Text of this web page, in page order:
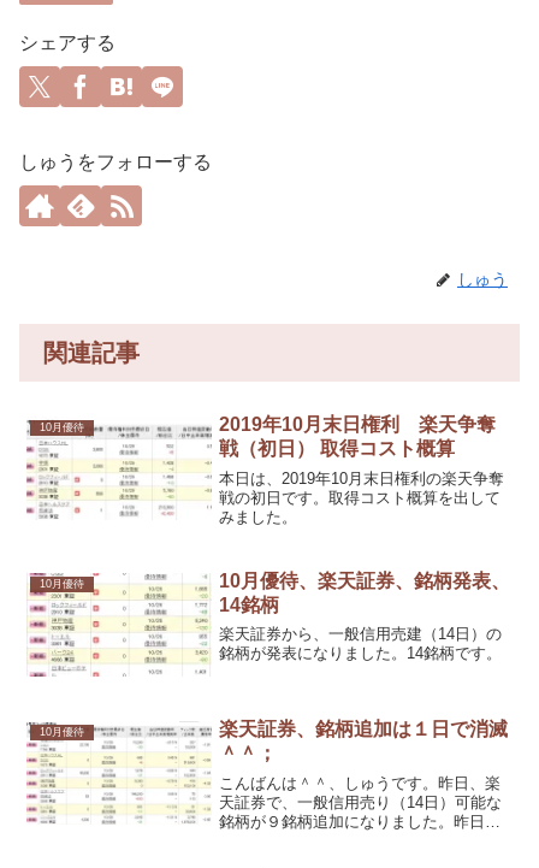
シェアする
しゅうをフォローする
しゅう
関連記事
10月優待
2019年10月末日権利 楽天争奪
戦（初日） 取得コスト概算
本日は、2019年10月末日権利の楽天争奪
戦の初日です。取得コスト概算を出して
みました。
10月優待
10月優待、楽天証券、銘柄発表、
14銘柄
楽天証券から、一般信用売建（14日）の
銘柄が発表になりました。14銘柄です。
10月優待
楽天証券、銘柄追加は１日で消滅
＾＾；
こんばんは＾＾、しゅうです。昨日、楽
天証券で、一般信用売り（14日）可能な
銘柄が９銘柄追加になりました。昨日